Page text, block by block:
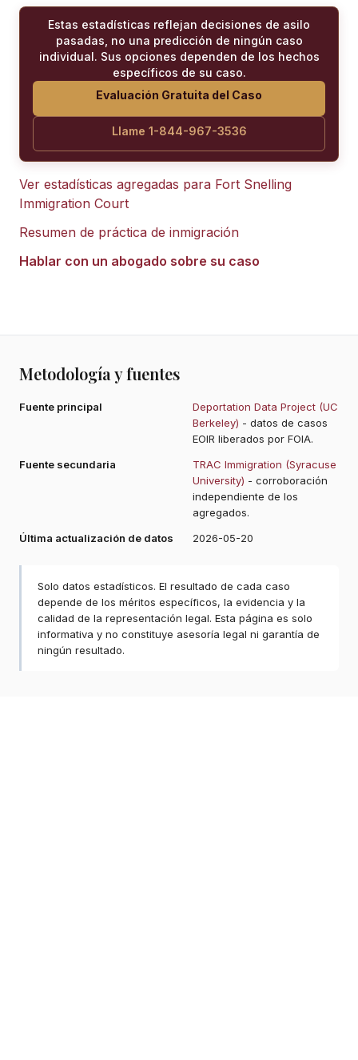
Estas estadísticas reflejan decisiones de asilo
pasadas, no una predicción de ningún caso
individual. Sus opciones dependen de los hechos
específicos de su caso.
Evaluación Gratuita del Caso
Llame 1-844-967-3536
Ver estadísticas agregadas para Fort Snelling
Immigration Court
Resumen de práctica de inmigración
Hablar con un abogado sobre su caso
Metodología y fuentes
Fuente principal
Deportation Data Project (UC
Berkeley) - datos de casos
EOIR liberados por FOIA.
Fuente secundaria
TRAC Immigration (Syracuse
University) - corroboración
independiente de los
agregados.
Última actualización de datos
2026-05-20
Solo datos estadísticos. El resultado de cada caso
depende de los méritos específicos, la evidencia y la
calidad de la representación legal. Esta página es solo
informativa y no constituye asesoría legal ni garantía de
ningún resultado.